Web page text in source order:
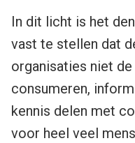
In dit licht is het
vast te stellen dat
organisaties niet
consumeren,
kennis delen met
voor heel veel